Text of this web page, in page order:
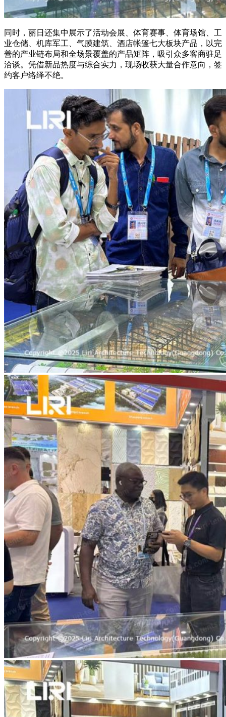
同时，丽日还集中展示了活动会展、体育赛事、体育场馆、工
业仓储、机库军工、气膜建筑、酒店帐篷七大板块产品，以完
善的产业链布局和全场景覆盖的产品矩阵，吸引众多客商驻足
洽谈。凭借新品热度与综合实力，现场收获大量合作意向，签
约客户络绎不绝。